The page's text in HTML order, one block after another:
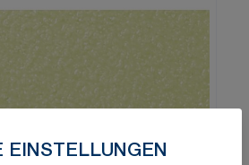
EINSTELLUNGEN